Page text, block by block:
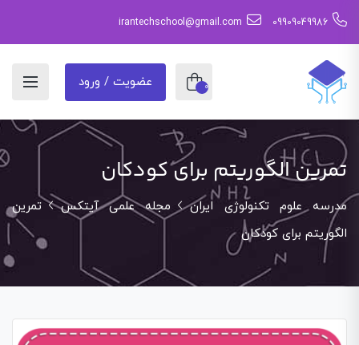
09909049986
irantechschool@gmail.com
0 عضویت / ورود
تمرین الگوریتم برای کودکان
مدرسه علوم تکنولوژی ایران مجله علمی آیتکس
تمرین
الگوریتم برای کودکان